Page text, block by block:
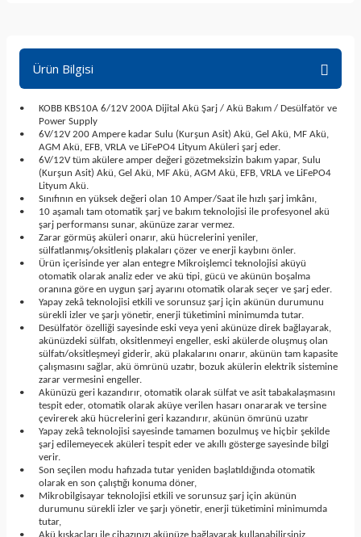
Ürün Bilgisi
•
KOBB KBS10A 6/12V 200A Dijital Akü Şarj / Akü Bakım / Desülfatör ve
Power Supply
•
6V/12V 200 Ampere kadar Sulu (Kurşun Asit) Akü, Gel Akü, MF Akü,
AGM Akü, EFB, VRLA ve LiFePO4 Lityum Aküleri şarj eder.
•
6V/12V tüm akülere amper değeri gözetmeksizin bakım yapar, Sulu
(Kurşun Asit) Akü, Gel Akü, MF Akü, AGM Akü, EFB, VRLA ve LiFePO4
Lityum Akü.
•
Sınıfının en yüksek değeri olan 10 Amper/Saat ile hızlı şarj imkânı,
•
10 aşamalı tam otomatik şarj ve bakım teknolojisi ile profesyonel akü
şarj performansı sunar, akünüze zarar vermez.
•
Zarar görmüş aküleri onarır, akü hücrelerini yeniler,
sülfatlanmış/oksitleniş plakaları çözer ve enerji kaybını önler.
•
Ürün içerisinde yer alan entegre Mikroişlemci teknolojisi aküyü
otomatik olarak analiz eder ve akü tipi, gücü ve akünün boşalma
oranına göre en uygun şarj ayarını otomatik olarak seçer ve şarj eder.
•
Yapay zekâ teknolojisi etkili ve sorunsuz şarj için akünün durumunu
sürekli izler ve şarjı yönetir, enerji tüketimini minimumda tutar.
•
Desülfatör özelliği sayesinde eski veya yeni akünüze direk bağlayarak,
akünüzdeki sülfatı, oksitlenmeyi engeller, eski akülerde oluşmuş olan
sülfatı/oksitleşmeyi giderir, akü plakalarını onarır, akünün tam kapasite
çalışmasını sağlar, akü ömrünü uzatır, bozuk akülerin elektrik sistemine
zarar vermesini engeller.
•
Akünüzü geri kazandırır, otomatik olarak sülfat ve asit tabakalaşmasını
tespit eder, otomatik olarak aküye verilen hasarı onararak ve tersine
çevirerek akü hücrelerini geri kazandırır, akünün ömrünü uzatır
•
Yapay zekâ teknolojisi sayesinde tamamen bozulmuş ve hiçbir şekilde
şarj edilemeyecek aküleri tespit eder ve akıllı gösterge sayesinde bilgi
verir.
•
Son seçilen modu hafızada tutar yeniden başlatıldığında otomatik
olarak en son çalıştığı konuma döner,
•
Mikrobilgisayar teknolojisi etkili ve sorunsuz şarj için akünün
durumunu sürekli izler ve şarjı yönetir, enerji tüketimini minimumda
tutar,